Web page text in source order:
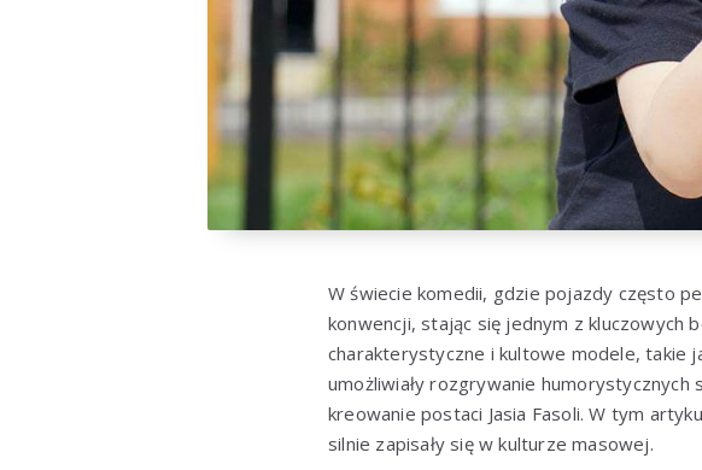
W świecie komedii, gdzie pojazdy często
konwencji, stając się jednym z
charakterystyczne i kultowe modele, takie
umożliwiały rozgrywanie humorystycznych
kreowanie postaci Jasia Fasoli. W tym
silnie zapisały się w kulturze masowej.